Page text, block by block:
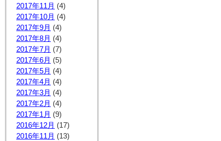
2017年11月 (4)
2017年10月 (4)
2017年9月 (4)
2017年8月 (4)
2017年7月 (7)
2017年6月 (5)
2017年5月 (4)
2017年4月 (4)
2017年3月 (4)
2017年2月 (4)
2017年1月 (9)
2016年12月 (17)
2016年11月 (13)